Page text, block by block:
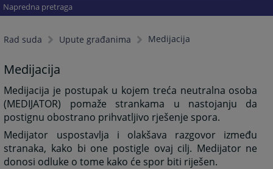
Napredna pretraga
Rad suda Upute građanima Medijacija
Medijacija
Medijacija je postupak u kojem treća neutralna osoba
(MEDIJATOR) pomaže strankama u nastojanju da
postignu obostrano prihvatljivo rješenje spora.
Medijator uspostavlja i olakšava razgovor između
stranaka, kako bi one postigle ovaj cilj. Medijator ne
donosi odluke o tome kako će spor biti riješen.